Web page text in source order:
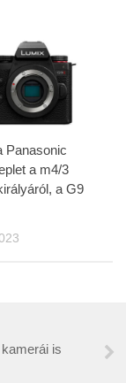
Panasonic
a m4/3
a G9
is